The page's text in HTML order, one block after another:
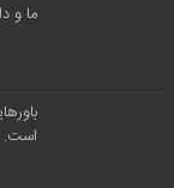
ما و
است.